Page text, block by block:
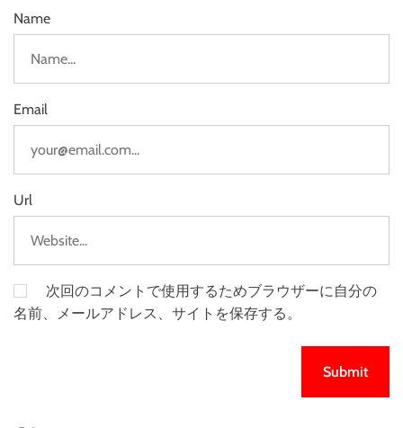
Name
Email
Url
次回のコメントで使用するためブラウザーに自分の
名前、メールアドレス、サイトを保存する。